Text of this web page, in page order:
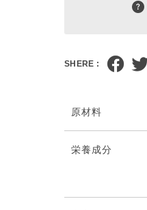
SHERE :
原材料
栄養成分